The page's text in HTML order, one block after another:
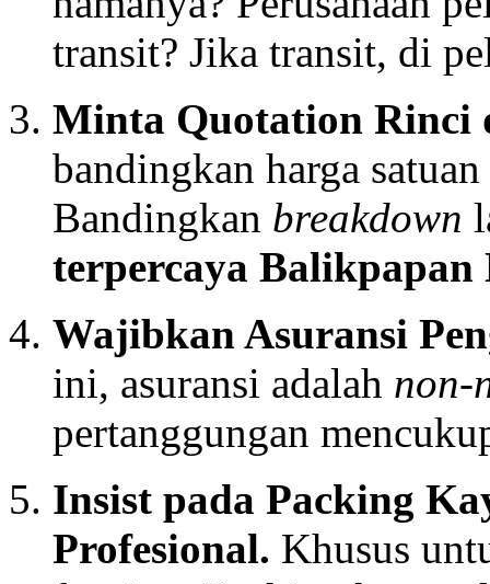
transit? Jika transit, di
Minta Quotation Rinci
bandingkan harga satuan
Bandingkan breakdown
terpercaya Balikpapan
Wajibkan Asuransi
ini, asuransi adalah non-
pertanggungan
Insist pada Packing
Profesional. Khusus